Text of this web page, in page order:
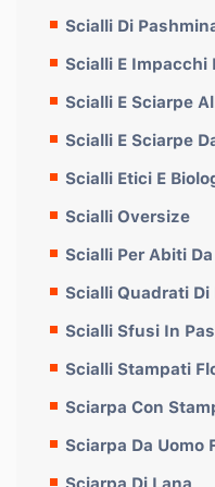
Scialli Di
Scialli E Impacchi
Scialli E Sciarpe
Scialli E Sciarpe
Scialli Etici E
Scialli Oversize
Scialli Per Abiti
Scialli Quadrati
Scialli Sfusi In
Scialli Stampati
Sciarpa Con
Sciarpa Da Uomo